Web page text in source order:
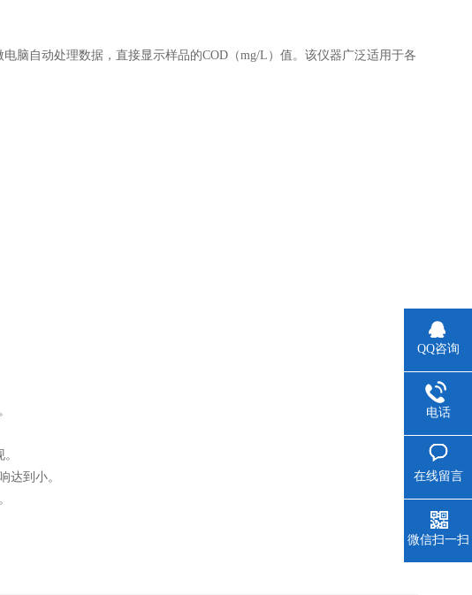
脑自动处理数据，直接显示样品的COD（mg/L）值。该仪器广泛适用于各
达到小。
QQ咨询
电话
在线留言
微信扫一扫